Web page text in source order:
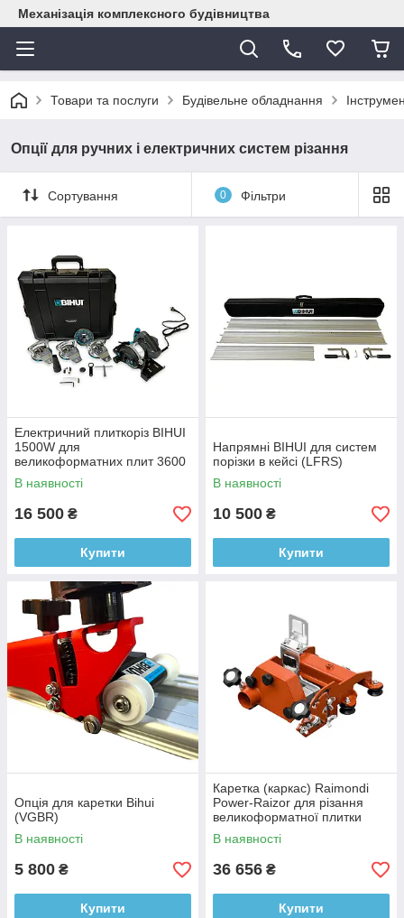
Механізація комплексного будівництва
Товари та послуги Будівельне обладнання
Опції для ручних і електричних систем різання
Сортування 0 Фільтри
Електричний плиткоріз BIHUI
1500W для
великоформатних плит 3600
мм (без напрямних) (LFEC)
В наявності
16 500 ₴
Купити
Напрямні BIHUI для систем
порізки в кейсі (LFRS)
В наявності
10 500 ₴
Купити
Опція для каретки Bihui
(VGBR)
В наявності
5 800 ₴
Купити
Каретка (каркас) Raimondi
Power-Raizor для різання
великоформатної плитки
(433PWROHR)
В наявності
36 656 ₴
Купити